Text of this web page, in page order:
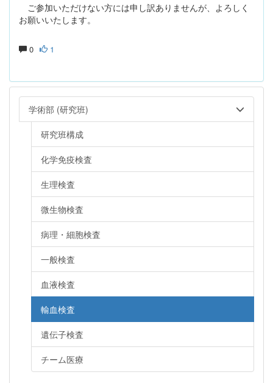
ご参加いただけない方には申し訳ありませんが、よろしく
お願いいたします。
0 1
学術部 (研究班)
研究班構成
化学免疫検査
生理検査
微生物検査
病理・細胞検査
一般検査
血液検査
輸血検査
遺伝子検査
チーム医療